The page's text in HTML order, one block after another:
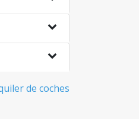
de coches